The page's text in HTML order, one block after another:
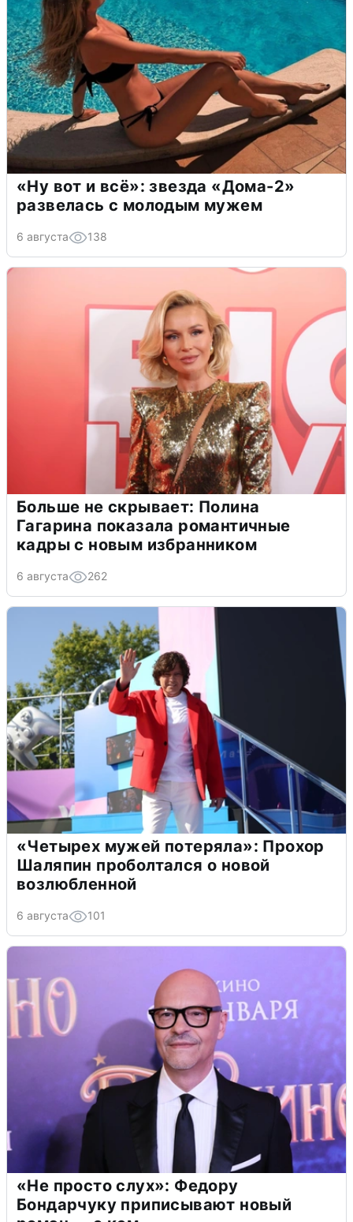
«Ну вот и всё»: звезда «Дома-2»
развелась с молодым мужем
6 августа 138
Больше не скрывает: Полина
Гагарина показала романтичные
кадры с новым избранником
6 августа 262
«Четырех мужей потеряла»: Прохор
Шаляпин проболтался о новой
возлюбленной
6 августа 101
«Не просто слух»: Федору
Бондарчуку приписывают новый